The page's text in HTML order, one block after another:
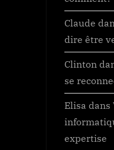
Claude
dire être
Clinton
se
Elisa dans
expertise